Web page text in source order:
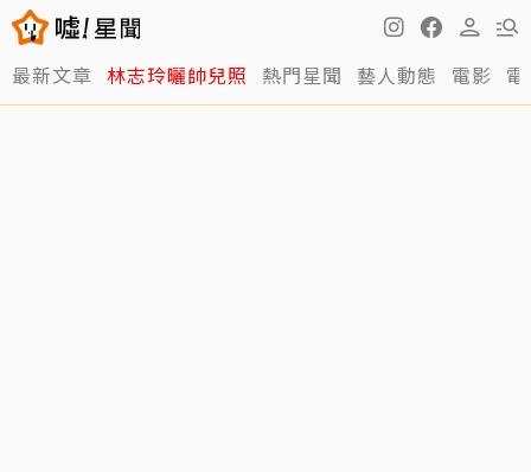
最新文章 林志玲曬帥兒照 熱門星聞 藝人動態 電影